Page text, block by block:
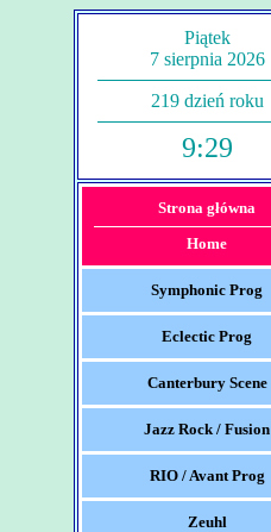
Piątek
7 sierpnia 2026
219 dzień roku
9:29
Strona główna
Home
Symphonic Prog
Eclectic Prog
Canterbury Scene
Jazz Rock / Fusion
RIO / Avant Prog
Zeuhl